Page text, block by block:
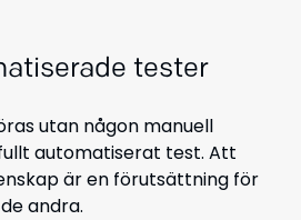
tester
utan någon manuell
automatiserat test. Att
är en förutsättning för
andra.